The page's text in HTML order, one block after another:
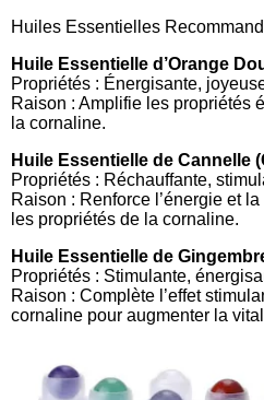
Huiles Essentielles
Huile Essentielle d’Orange
Propriétés : Énergisante,
Raison : Amplifie les propriétés
la cornaline.
Huile Essentielle de Cannelle
Propriétés : Réchauffante,
Raison : Renforce l’énergie et
les propriétés de la cornaline.
Huile Essentielle de
Propriétés : Stimulante,
Raison : Complète l’effet
cornaline pour augmenter la